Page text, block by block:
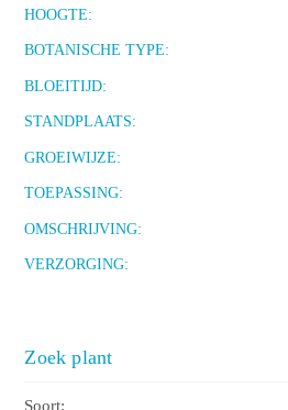
HOOGTE:
BOTANISCHE TYPE:
BLOEITIJD:
STANDPLAATS:
GROEIWIJZE:
TOEPASSING:
OMSCHRIJVING:
VERZORGING:
Zoek plant
Soort: